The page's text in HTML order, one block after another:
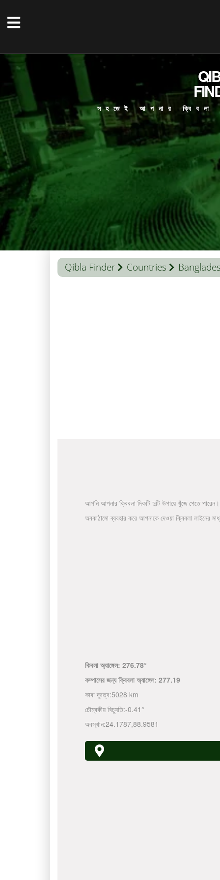
সহজেই আপনার ক্বিবলা
Qibla Finder Countries
আপনি আপনার ক্বিবলা দিকটি দুটি উপায়ে খুঁজে পেতে
অবকাঠামো ব্যবহার করে আপনাকে দেওয়া ক্বিবলা লাইনের
কিবলা অ্যাঙ্গেল: 276.78°
কম্পাসের জন্য ক্বিবলা অ্যাঙ্গেল: 277.19
কাবা দূরত্ব:5028 km
চৌম্বকীয় বিচ্যুতি:-0.41°
অবস্থান:24.1787,88.9581